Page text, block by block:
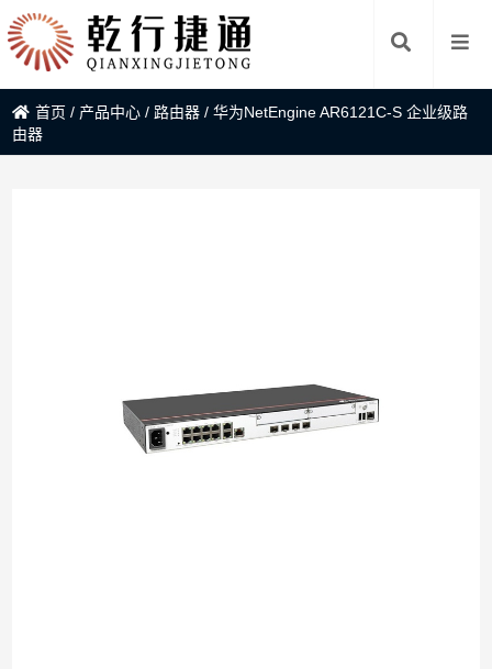
首页 / 产品中心 / 路由器 /华为NetEngine AR6121C-S 企业级路
由器